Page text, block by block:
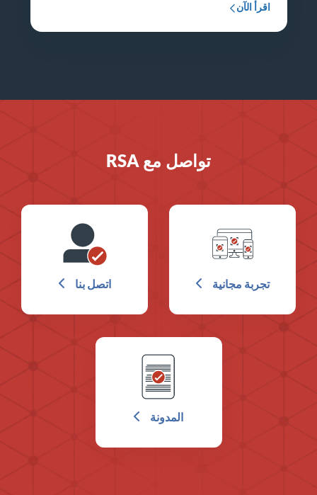
اقرأ الآن
تواصل مع RSA
تجربة مجانية اتصل بنا
المدونة